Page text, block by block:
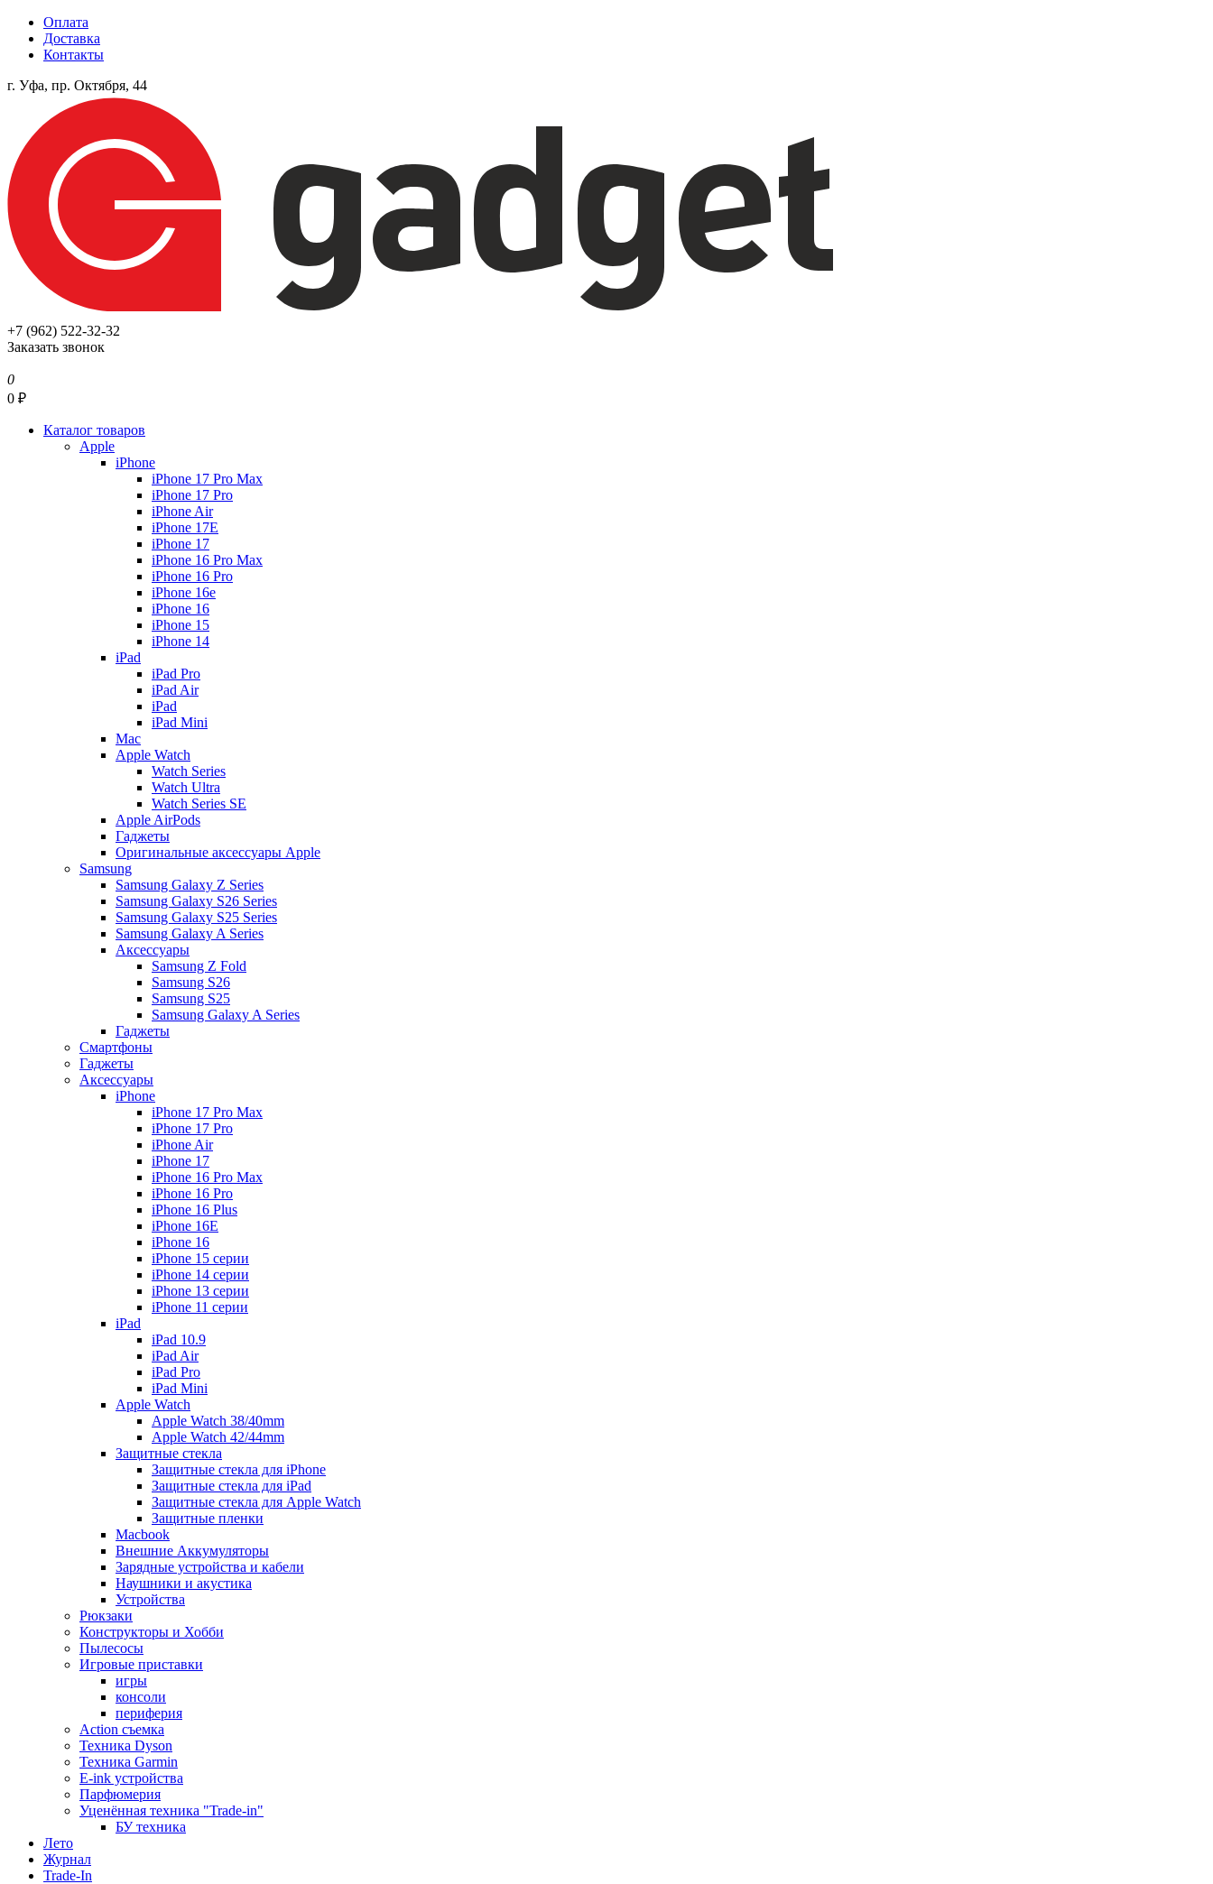
Оплата
Доставка
Контакты
г. Уфа, пр. Октября, 44
+7 (962) 522-32-32
Заказать звонок
0
0 ₽
Каталог товаров
Apple
iPhone
iPhone 17 Pro Max
iPhone 17 Pro
iPhone Air
iPhone 17E
iPhone 17
iPhone 16 Pro Max
iPhone 16 Pro
iPhone 16e
iPhone 16
iPhone 15
iPhone 14
iPad
iPad Pro
iPad Air
iPad
iPad Mini
Mac
Apple Watch
Watch Series
Watch Ultra
Watch Series SE
Apple AirPods
Гаджеты
Оригинальные аксессуары Apple
Samsung
Samsung Galaxy Z Series
Samsung Galaxy S26 Series
Samsung Galaxy S25 Series
Samsung Galaxy A Series
Аксессуары
Samsung Z Fold
Samsung S26
Samsung S25
Samsung Galaxy A Series
Гаджеты
Смартфоны
Гаджеты
Аксессуары
iPhone
iPhone 17 Pro Max
iPhone 17 Pro
iPhone Air
iPhone 17
iPhone 16 Pro Max
iPhone 16 Pro
iPhone 16 Plus
iPhone 16E
iPhone 16
iPhone 15 серии
iPhone 14 серии
iPhone 13 серии
iPhone 11 серии
iPad
iPad 10.9
iPad Air
iPad Pro
iPad Mini
Apple Watch
Apple Watch 38/40mm
Apple Watch 42/44mm
Защитные стекла
Защитные стекла для iPhone
Защитные стекла для iPad
Защитные стекла для Apple Watch
Защитные пленки
Macbook
Внешние Аккумуляторы
Зарядные устройства и кабели
Наушники и акустика
Устройства
Рюкзаки
Конструкторы и Хобби
Пылесосы
Игровые приставки
игры
консоли
периферия
Action съемка
Техника Dyson
Техника Garmin
E-ink устройства
Парфюмерия
Уценённая техника "Trade-in"
БУ техника
Лето
Журнал
Trade-In